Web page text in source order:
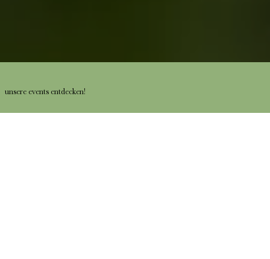
unsere events entdecken!